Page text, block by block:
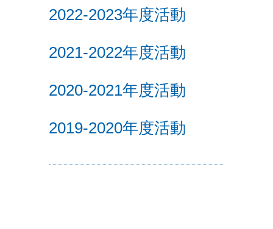
2022-2023年度活動
2021-2022年度活動
2020-2021年度活動
2019-2020年度活動